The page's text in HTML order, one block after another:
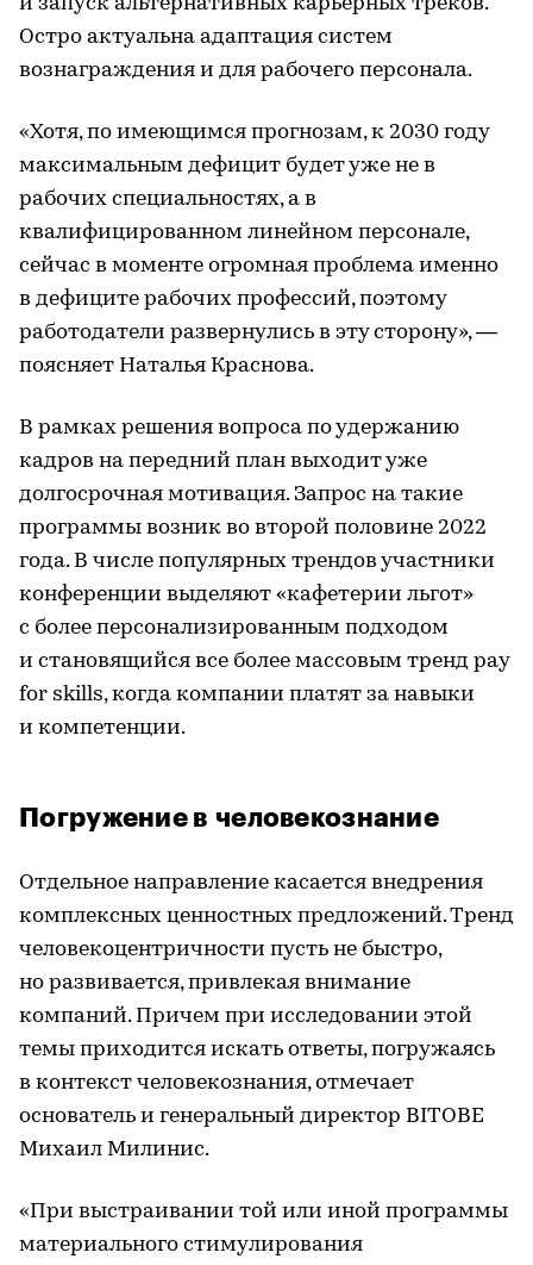
Остро актуальна адаптация систем
вознаграждения и для рабочего персонала.
«Хотя, по имеющимся прогнозам, к 2030 году
максимальным дефицит будет уже не в
рабочих специальностях, а в
квалифицированном линейном персонале,
сейчас в моменте огромная проблема именно
в дефиците рабочих профессий, поэтому
работодатели развернулись в эту сторону», —
поясняет Наталья Краснова.
В рамках решения вопроса по удержанию
кадров на передний план выходит уже
долгосрочная мотивация. Запрос на такие
программы возник во второй половине 2022
года. В числе популярных трендов участники
конференции выделяют «кафетерии льгот»
с более персонализированным подходом
и становящийся все более массовым тренд pay
for skills, когда компании платят за навыки
и компетенции.
Погружение в человекознание
Отдельное направление касается внедрения
комплексных ценностных предложений. Тренд
человекоцентричности пусть не быстро,
но развивается, привлекая внимание
компаний. Причем при исследовании этой
темы приходится искать ответы, погружаясь
в контекст человекознания, отмечает
основатель и генеральный директор BITOBE
Михаил Милинис.
«При выстраивании той или иной программы
материального стимулирования